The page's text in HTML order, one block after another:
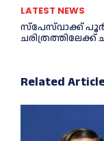
LATEST NEWS
സ്‌പേസ്‌വാക്ക്
Related